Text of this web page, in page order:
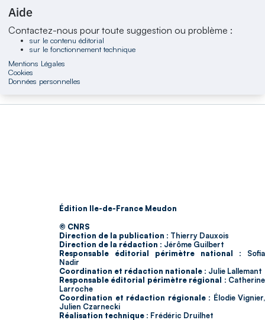
Aide
Contactez-nous pour toute suggestion ou problème :
sur le contenu éditorial
sur le fonctionnement technique
Mentions Légales
Cookies
Données personnelles
Édition Ile-de-France Meudon
© CNRS
Direction de la publication : Thierry Dauxois
Direction de la rédaction : Jérôme Guilbert
Responsable éditorial périmètre national : Sofia
Nadir
Coordination et rédaction nationale : Julie Lallemant
Responsable éditorial périmètre régional : Catherine
Larroche
Coordination et rédaction régionale : Élodie Vignier,
Julien Czarnecki
Réalisation technique : Frédéric Druilhet